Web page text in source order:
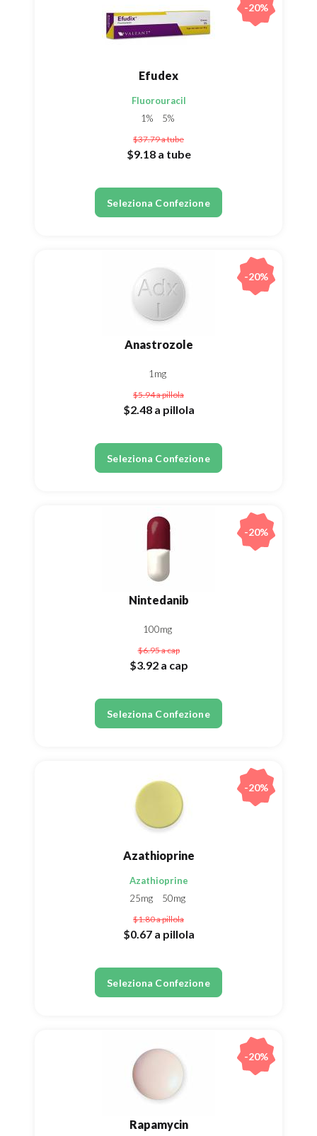
Efudex
Fluorouracil
1%
5%
$37.79a tube
$9.18 a tube
Seleziona Confezione
-20%
Anastrozole
1mg
$5.94a pillola
$2.48 a pillola
Seleziona Confezione
-20%
Nintedanib
100mg
$6.95a cap
$3.92 a cap
Seleziona Confezione
-20%
Azathioprine
Azathioprine
25mg
50mg
$1.80a pillola
$0.67 a pillola
Seleziona Confezione
-20%
Rapamycin
-20%